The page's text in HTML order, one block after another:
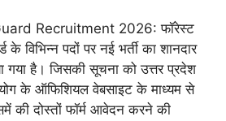
Recruitment 2026: फॉरेस्ट
के विभिन्न पदों पर नई भर्ती का शानदार
गया है। जिसकी सूचना को उत्तर प्रदेश
के ऑफिशियल वेबसाइट के माध्यम से
की दोस्तों फॉर्म आवेदन करने की